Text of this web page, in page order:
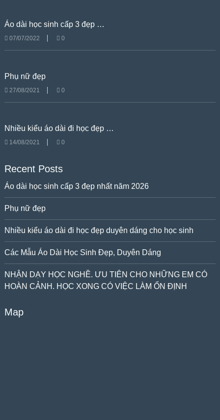
Áo dài học sinh cấp 3 đẹp …
07/07/2022 0
Phụ nữ đẹp
27/08/2021 0
Nhiều kiểu áo dài đi học đẹp …
14/08/2021 0
Recent Posts
Áo dài học sinh cấp 3 đẹp nhất năm 2026
Phụ nữ đẹp
Nhiều kiểu áo dài đi học đẹp duyên dáng cho học sinh
Các Mẫu Áo Dài Học Sinh Đẹp, Duyên Dáng
NHẬN DẠY HỌC NGHỀ. ƯU TIÊN CHO NHỮNG EM CÓ
HOÀN CẢNH. HỌC XONG CÓ VIỆC LÀM ỔN ĐỊNH
Map